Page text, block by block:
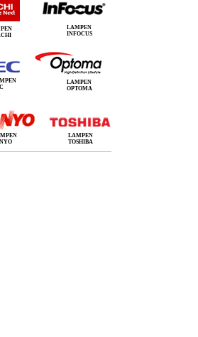
LAMPEN
INFOCUS
LAMPEN
OPTOMA
LAMPEN
TOSHIBA